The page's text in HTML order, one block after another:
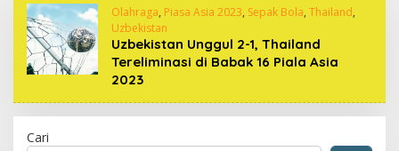
Olahraga, Piasa Asia 2023, Sepak Bola, Thailand,
Uzbekistan
Uzbekistan Unggul 2-1, Thailand
Tereliminasi di Babak 16 Piala Asia
2023
Cari